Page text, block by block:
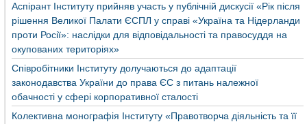
Аспірант Інституту прийняв участь у публічній дискусії «Рік після
рішення Великої Палати ЄСПЛ у справі «Україна та Нідерланди
проти Росії»: наслідки для відповідальності та правосуддя на
окупованих територіях»
Співробітники Інституту долучаються до адаптації
законодавства України до права ЄС з питань належної
обачності у сфері корпоративної сталості
Колективна монографія Інституту «Правотворча діяльність та її